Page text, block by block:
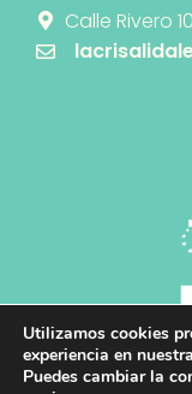
Calle Rivero
© 2026 La
Utilizamos cookies
experiencia en
Puedes cambiar la